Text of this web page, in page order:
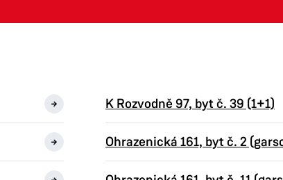
K Rozvodně 97, byt č. 39 (1+1)
Ohrazenická 161, byt č. 2